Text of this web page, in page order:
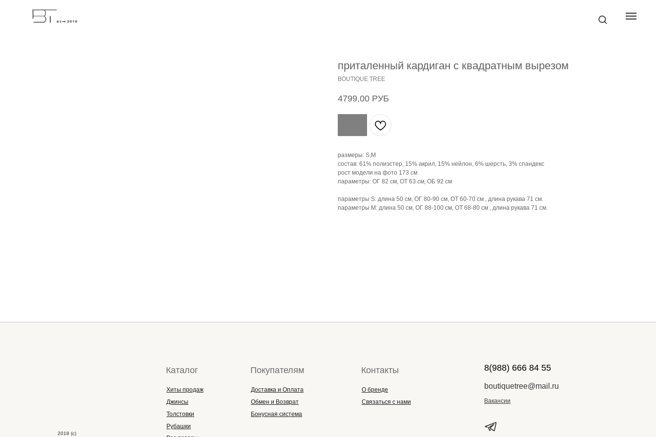
приталенный кардиган с квадратным вырезом
BOUTIQUE TREE
4799,00 РУБ
размеры: S,M
состав: 61% полиэстер, 15% акрил, 15% нейлон, 6% шерсть, 3% спандекс
рост модели на фото 173 см
параметры: ОГ 82 см, ОТ 63 см, ОБ 92 см
параметры S: длина 50 см, ОГ 80-90 см, ОТ 60-70 см , длина рукава 71 см.
параметры М: длина 50 см, ОГ 88-100 см, ОТ 68-80 см , длина рукава 71 см.
8(988) 666 84 55
boutiquetree@mail.ru
Вакансии
2018 (с)
Каталог
Хиты продаж
Джинсы
Толстовки
Рубашки
Доставка и Оплата
Обмен и Возврат
Бонусная система
О бренде
Связаться с нами
Покупателям Контакты